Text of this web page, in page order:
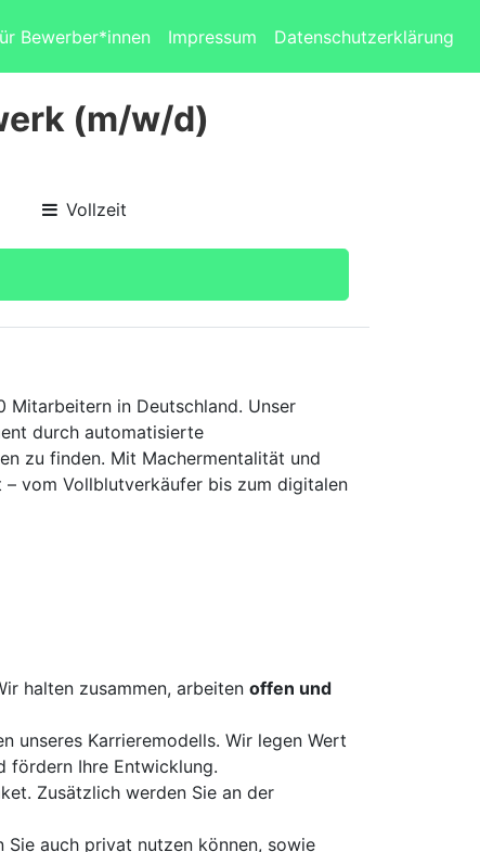
Bewerber*innen Impressum Datenschutzerklärung
(m/w/d)
Vollzeit
Mitarbeitern in Deutschland. Unser
durch automatisierte
zu finden. Mit Machermentalität und
vom Vollblutverkäufer bis zum digitalen
halten zusammen, arbeiten offen und
unseres Karrieremodells. Wir legen Wert
fördern Ihre Entwicklung.
Zusätzlich werden Sie an der
Sie auch privat nutzen können, sowie